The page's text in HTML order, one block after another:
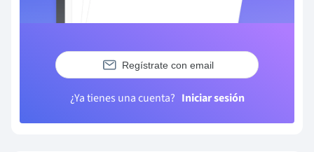
Regístrate con email
¿Ya tienes una cuenta? Iniciar sesión